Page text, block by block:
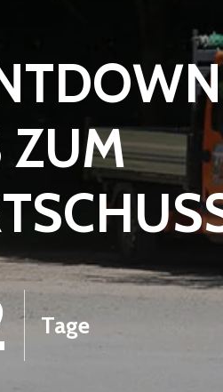
ZUM
Tage